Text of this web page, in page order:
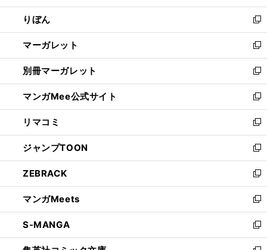
開
く
ウ
で
開
く
ン
ド
ウ
で
開
く
ウ
ィ
ン
ド
ウ
で
開
く
りぼん
新
し
い
ウ
ィ
ン
ド
ウ
で
開
く
マーガレット
新
し
い
ウ
ィ
ン
ド
ウ
で
開
く
別冊マーガレット
新
し
い
ウ
ィ
ン
ド
ウ
で
開
く
マンガMee公式サイト
新
し
い
ウ
ィ
ン
ド
ウ
で
開
く
リマコミ
新
し
い
ウ
ィ
ン
ド
ウ
で
開
ジャンプTOON
新
し
い
ウ
ィ
ン
ド
ウ
ZEBRACK
新
し
い
ウ
ィ
ン
マンガMeets
新
し
い
ウ
S-MANGA
新
し